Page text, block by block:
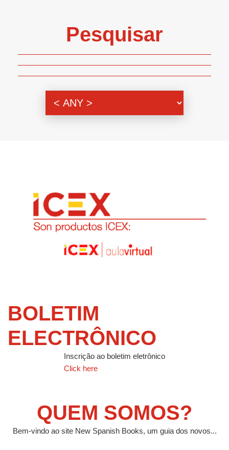
Pesquisar
BOLETIM
ELECTRÔNICO
Inscrição ao boletim eletrônico
Click here
QUEM SOMOS?
Bem-vindo ao site New Spanish Books, um guia dos novos...